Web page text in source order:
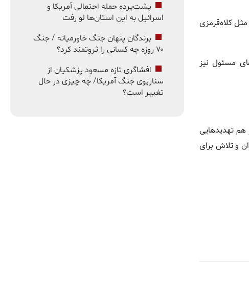
کلاه‌قرمزی
مسئول نیز
تهدیدهایی
و تلاش برای
پشت‌پرده حمله احتمالی آمریکا و
اسرائیل به این استان‌ها لو رفت
برندگان پنهان جنگ خاورمیانه / جنگ
۷۰ روزه چه کسانی را ثروتمند کرد؟
افشاگری تازه مسعود پزشکیان از
سناریوی جنگ آمریکا/ چه چیزی در حال
تغییر است؟